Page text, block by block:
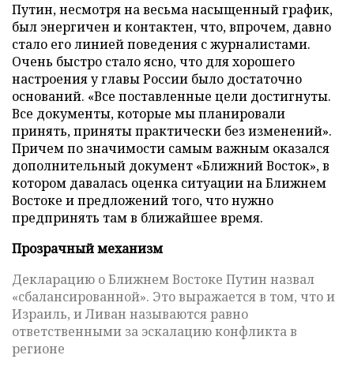
Путин, несмотря на весьма насыщенный график,
был энергичен и контактен, что, впрочем, давно
стало его линией поведения с журналистами.
Очень быстро стало ясно, что для хорошего
настроения у главы России было достаточно
оснований. «Все поставленные цели достигнуты.
Все документы, которые мы планировали
принять, приняты практически без изменений».
Причем по значимости самым важным оказался
дополнительный документ «Ближний Восток», в
котором давалась оценка ситуации на Ближнем
Востоке и предложений того, что нужно
предпринять там в ближайшее время.
Прозрачный механизм
Декларацию о Ближнем Востоке Путин назвал
«сбалансированной». Это выражается в том, что и
Израиль, и Ливан называются равно
ответственными за эскалацию конфликта в
регионе